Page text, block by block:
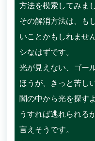
方法を模索してみま
その解消方法は、も
いことかもしれませ
シなはずです。
光が見えない、ゴー
ほうが、きっと苦し
闇の中から光を探す
うすれば逃れられる
言えそうです。